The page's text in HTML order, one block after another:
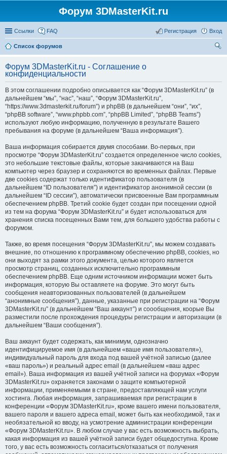
Форум 3DMasterKit.ru
Ссылки FAQ Вход
Регистрация
Список форумов
Форум 3DMasterKit.ru - Соглашение о
конфиденциальности
В этом соглашении подробно описывается как “Форум 3DMasterKit.ru” (в
дальнейшем “мы”, “нас”, “наш”, “Форум 3DMasterKit.ru”,
“https://www.3dmasterkit.ru/forum”) и phpBB (в дальнейшем “они”, “их”,
“phpBB software”, “www.phpbb.com”, “phpBB Limited”, “phpBB Teams”)
используют любую информацию, полученную в результате Вашего
пребывания на форуме (в дальнейшем “Ваша информация”).
Ваша информация собирается двумя способами. Во-первых, при
просмотре “Форум 3DMasterKit.ru” создается определенное число cookies,
это небольшие текстовые файлы, которые закачиваются на Ваш
компьютер через браузер и сохраняются во временных файлах. Первые
две cookies содержат только идентификатор пользователя (в
дальнейшем “ID пользователя”) и идентификатор анонимной сессии (в
дальнейшем “ID сессии”), автоматически присвоенные Вам программным
обеспечением phpBB. Третий cookie будет создан при посещении одной
из тем на форума “Форум 3DMasterKit.ru” и будет использоваться для
хранения списка посещенных Вами тем, для большего удобства работы с
форумом.
Также, во время посещения “Форум 3DMasterKit.ru”, мы можем создавать
внешние, по отношению к программному обеспечению phpBB, cookies, но
они выходят за рамки этого документа, целью которого является
просмотр страниц, созданных исключительно программным
обеспечением phpBB. Еще одним источником информации может быть
информация, которую Вы оставляете на форуме. Это могут быть
сообщения неавторизованных пользователей (в дальнейшем
“анонимные сообщения”), данные, указанные при регистрации на “Форум
3DMasterKit.ru” (в дальнейшем “Ваш аккаунт”) и соообщения, коорые Вы
разместили после прохождения процедуры регистрации и авторизации (в
дальнейшем “Ваши сообщения”).
Ваш аккаунт будет содержать, как минимум, однозначно
идентифицируемое имя (в дальнейшем «ваше имя пользователя»),
индивидуальный пароль для входа под вашей учётной записью (далее
«ваш пароль») и реальный адрес email (в дальнейшем «ваш адрес
email»). Ваша информация из вашей учётной записи на форумах «Форум
3DMasterKit.ru» охраняется законами о защите компьютерной
информации, применяемыми в стране, предоставляющей нам услуги
хостинга. Любая информация, запрашиваемая при регистрации в
конференции «Форум 3DMasterKit.ru», кроме вашего имени пользователя,
вашего пароля и вашего адреса email, может быть как необходимой, так и
необязательной ко вводу, на усмотрение администрации конференции
«Форум 3DMasterKit.ru». В любом случае у вас есть возможность выбрать,
какая информация из вашей учётной записи будет общедоступна. Кроме
того, у вас есть возможность согласиться/отказаться от получения